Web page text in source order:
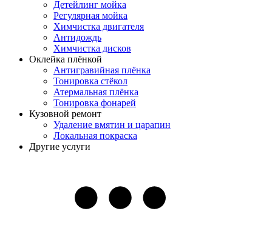
Детейлинг мойка
Регулярная мойка
Химчистка двигателя
Антидождь
Химчистка дисков
Оклейка плёнкой
Антигравийная плёнка
Тонировка стёкол
Атермальная плёнка
Тонировка фонарей
Кузовной ремонт
Удаление вмятин и царапин
Локальная покраска
Другие услуги